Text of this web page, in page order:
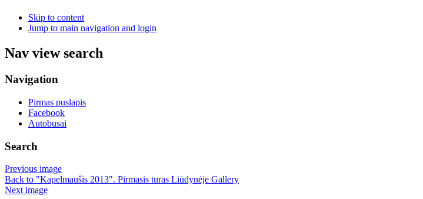
Skip to content
Jump to main navigation and login
Nav view search
Navigation
Pirmas puslapis
Facebook
Autobusai
Search
Previous image
Back to "Kapelmaušis 2013". Pirmasis turas Liūdynėje Gallery
Next image